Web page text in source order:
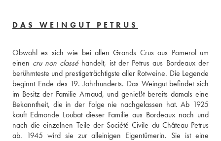
DAS WEINGUT PETRUS
Obwohl es sich wie bei allen Grands Crus aus Pomerol um
einen cru non classé handelt, ist der Petrus aus Bordeaux der
berühmteste und prestigeträchtigste aller Rotweine. Die Legende
beginnt Ende des 19. Jahrhunderts. Das Weingut befindet sich
im Besitz der Familie Arnaud, und genießt bereits damals eine
Bekanntheit, die in der Folge nie nachgelassen hat. Ab 1925
kauft Edmonde Loubat dieser Familie aus Bordeaux nach und
nach die einzelnen Teile der Société Civile du Château Petrus
ab. 1945 wird sie zur alleinigen Eigentümerin. Sie ist eine